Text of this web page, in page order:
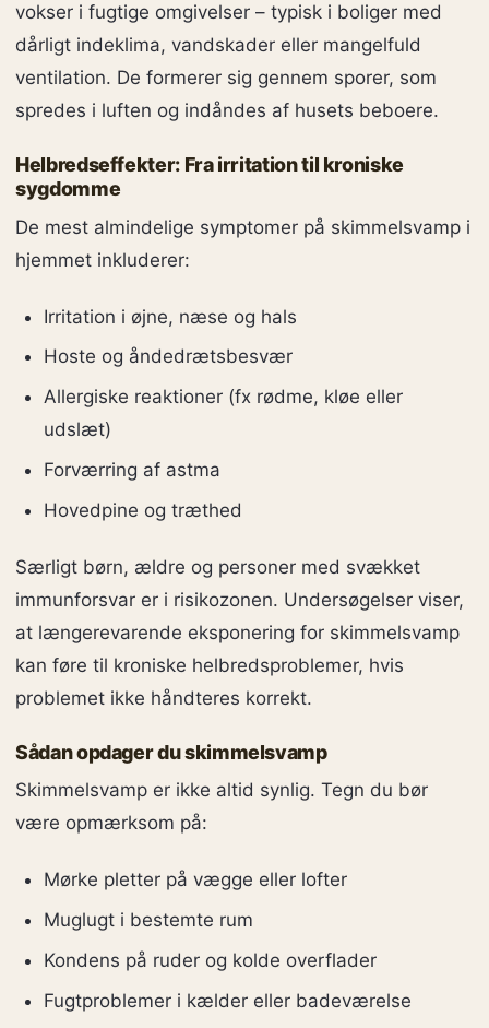
vokser i fugtige omgivelser – typisk i boliger med
dårligt indeklima, vandskader eller mangelfuld
ventilation. De formerer sig gennem sporer, som
spredes i luften og indåndes af husets beboere.
Helbredseffekter: Fra irritation til kroniske
sygdomme
De mest almindelige symptomer på skimmelsvamp i
hjemmet inkluderer:
Irritation i øjne, næse og hals
Hoste og åndedrætsbesvær
Allergiske reaktioner (fx rødme, kløe eller
udslæt)
Forværring af astma
Hovedpine og træthed
Særligt børn, ældre og personer med svækket
immunforsvar er i risikozonen. Undersøgelser viser,
at længerevarende eksponering for skimmelsvamp
kan føre til kroniske helbredsproblemer, hvis
problemet ikke håndteres korrekt.
Sådan opdager du skimmelsvamp
Skimmelsvamp er ikke altid synlig. Tegn du bør
være opmærksom på:
Mørke pletter på vægge eller lofter
Muglugt i bestemte rum
Kondens på ruder og kolde overflader
Fugtproblemer i kælder eller badeværelse